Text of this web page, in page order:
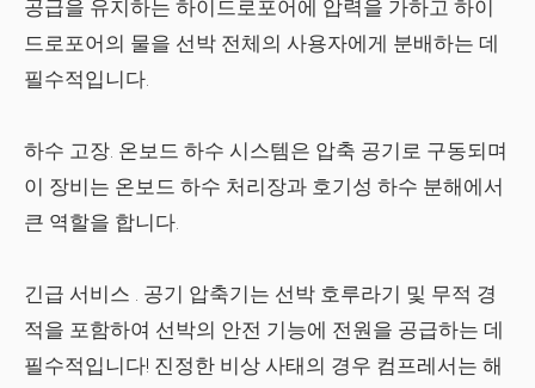
공급을 유지하는 하이드로포어에 압력을 가하고 하이
드로포어의 물을 선박 전체의 사용자에게 분배하는 데
필수적입니다.
하수 고장. 온보드 하수 시스템은 압축 공기로 구동되며
이 장비는 온보드 하수 처리장과 호기성 하수 분해에서
큰 역할을 합니다.
긴급 서비스 . 공기 압축기는 선박 호루라기 및 무적 경
적을 포함하여 선박의 안전 기능에 전원을 공급하는 데
필수적입니다! 진정한 비상 사태의 경우 컴프레서는 해